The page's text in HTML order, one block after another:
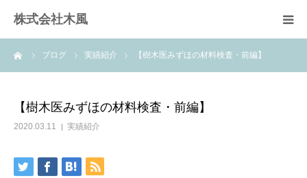
株式会社木風
ブログ 実績紹介 【樹木医みずほの材料検査・前編】
【樹木医みずほの材料検査・前編】
2020.03.11 実績紹介
業務案内
お問い合せ